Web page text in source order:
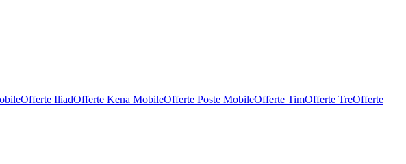
Offerte IliadOfferte Kena MobileOfferte Poste MobileOfferte TimOfferte TreOfferte